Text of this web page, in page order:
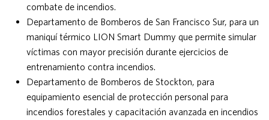
combate de incendios.
Departamento de Bomberos de San Francisco Sur, para un
maniquí térmico LION Smart Dummy que permite simular
víctimas con mayor precisión durante ejercicios de
entrenamiento contra incendios.
Departamento de Bomberos de Stockton, para
equipamiento esencial de protección personal para
incendios forestales y capacitación avanzada en incendios